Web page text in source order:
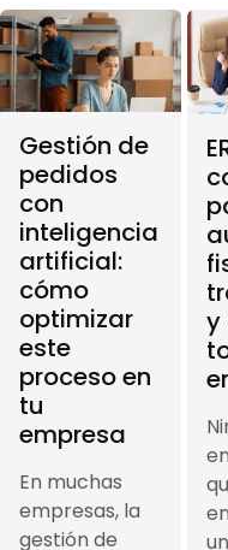
Gestión de
pedidos
con
inteligencia
artificial:
cómo
optimizar
este
proceso en
tu
empresa
En muchas
empresas, la
gestión de
y